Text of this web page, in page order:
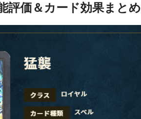
評価＆カード効果まとめ